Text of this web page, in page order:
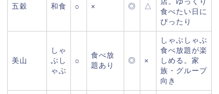
五穀 和食 ○ × ◎ △
食べたい日に
ぴったり
美山
しゃ
ぶし
ゃぶ
○
食べ放
題あり
◎ ×
しゃぶしゃぶ
食べ放題が楽
しめる。家
族・グループ
向き